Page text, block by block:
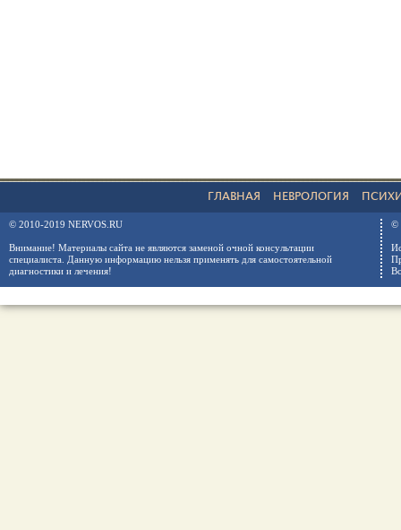
ГЛАВНАЯ НЕВРОЛОГИЯ
© 2010-2019 NERVOS.RU
Внимание! Материалы сайта не являются заменой очной консультации
специалиста. Данную информацию нельзя применять для самостоятельной
диагностики и лечения!
©